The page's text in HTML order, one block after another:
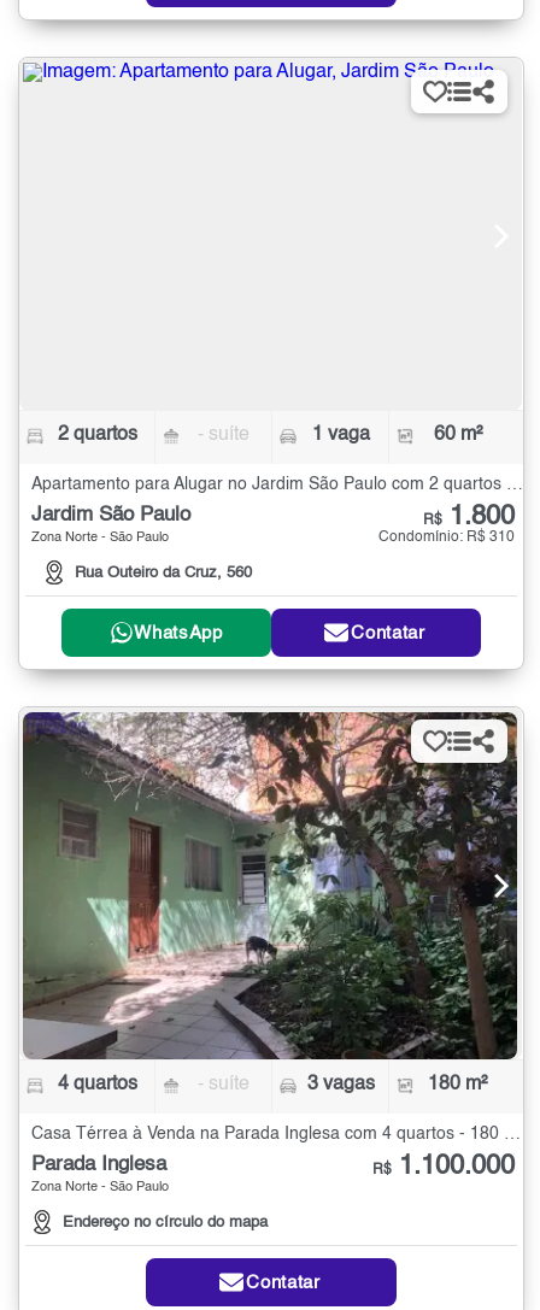
2 quartos - suíte 1 vaga 60 m²
Apartamento para Alugar no Jardim São Paulo com 2 quartos - 60 m²
Jardim São Paulo
Zona Norte - São Paulo
Rua Outeiro da Cruz, 560
R$ 1.800
Condomínio: R$ 310
WhatsApp Contatar
4 quartos - suíte 3 vagas 180 m²
Casa Térrea à Venda na Parada Inglesa com 4 quartos - 180 m²
Parada Inglesa
Zona Norte - São Paulo
Endereço no círculo do mapa
R$ 1.100.000
Contatar